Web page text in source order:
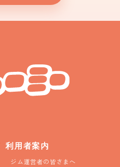
利用者案内
ジム運営者の皆さまへ